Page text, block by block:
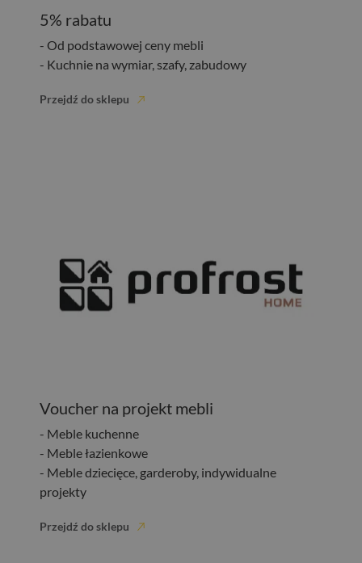
5% rabatu
- Od podstawowej ceny mebli
- Kuchnie na wymiar, szafy, zabudowy
Przejdź do sklepu
Voucher na projekt mebli
- Meble kuchenne
- Meble łazienkowe
- Meble dziecięce, garderoby, indywidualne
projekty
Przejdź do sklepu